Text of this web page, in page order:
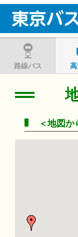
路線バス
＜地図